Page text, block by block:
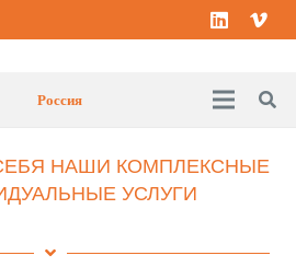
Россия
НАШИ КОМПЛЕКСНЫЕ
УСЛУГИ